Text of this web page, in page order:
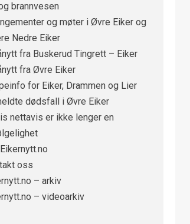
brannvesen
og møter i Øvre Eiker og
Nedre Eiker
fra Buskerud Tingrett – Eiker
fra Øvre Eiker
for Eiker, Drammen og Lier
dødsfall i Øvre Eiker
nettavis er ikke lenger en
oss
– arkiv
– videoarkiv